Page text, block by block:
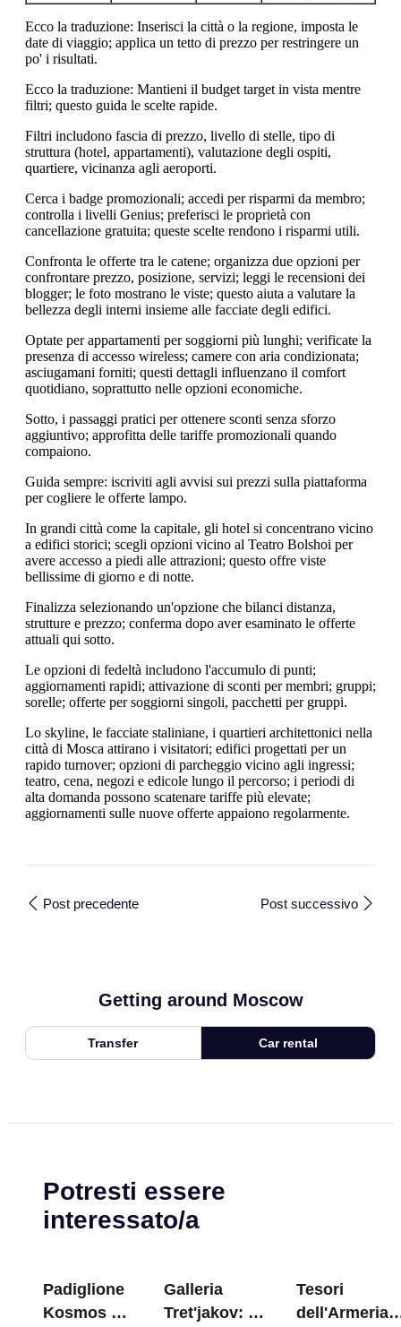
Ecco la traduzione: Inserisci la città o la regione, imposta le
date di viaggio; applica un tetto di prezzo per restringere un
po' i risultati.
Ecco la traduzione: Mantieni il budget target in vista mentre
filtri; questo guida le scelte rapide.
Filtri includono fascia di prezzo, livello di stelle, tipo di
struttura (hotel, appartamenti), valutazione degli ospiti,
quartiere, vicinanza agli aeroporti.
Cerca i badge promozionali; accedi per risparmi da membro;
controlla i livelli Genius; preferisci le proprietà con
cancellazione gratuita; queste scelte rendono i risparmi utili.
Confronta le offerte tra le catene; organizza due opzioni per
confrontare prezzo, posizione, servizi; leggi le recensioni dei
blogger; le foto mostrano le viste; questo aiuta a valutare la
bellezza degli interni insieme alle facciate degli edifici.
Optate per appartamenti per soggiorni più lunghi; verificate la
presenza di accesso wireless; camere con aria condizionata;
asciugamani forniti; questi dettagli influenzano il comfort
quotidiano, soprattutto nelle opzioni economiche.
Sotto, i passaggi pratici per ottenere sconti senza sforzo
aggiuntivo; approfitta delle tariffe promozionali quando
compaiono.
Guida sempre: iscriviti agli avvisi sui prezzi sulla piattaforma
per cogliere le offerte lampo.
In grandi città come la capitale, gli hotel si concentrano vicino
a edifici storici; scegli opzioni vicino al Teatro Bolshoi per
avere accesso a piedi alle attrazioni; questo offre viste
bellissime di giorno e di notte.
Finalizza selezionando un'opzione che bilanci distanza,
strutture e prezzo; conferma dopo aver esaminato le offerte
attuali qui sotto.
Le opzioni di fedeltà includono l'accumulo di punti;
aggiornamenti rapidi; attivazione di sconti per membri; gruppi;
sorelle; offerte per soggiorni singoli, pacchetti per gruppi.
Lo skyline, le facciate staliniane, i quartieri architettonici nella
città di Mosca attirano i visitatori; edifici progettati per un
rapido turnover; opzioni di parcheggio vicino agli ingressi;
teatro, cena, negozi e edicole lungo il percorso; i periodi di
alta domanda possono scatenare tariffe più elevate;
aggiornamenti sulle nuove offerte appaiono regolarmente.
Post precedente Post successivo
Getting around Moscow
Transfer Car rental
Potresti essere
interessato/a
Padiglione
Kosmos a
Galleria
Tret'jakov: I
Tesori
dell'Armeria